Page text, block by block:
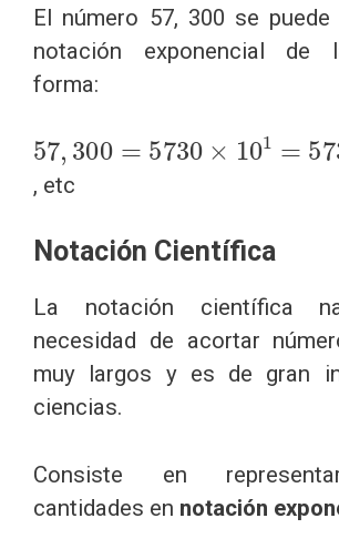
El número 57, 300 se puede
notación exponencial de
forma:
57 300 5730× 1= 573×
, etc
Notación Científica
La notación científica
necesidad de acortar
muy largos y es de gran
ciencias.
Consiste en
cantidades en notación